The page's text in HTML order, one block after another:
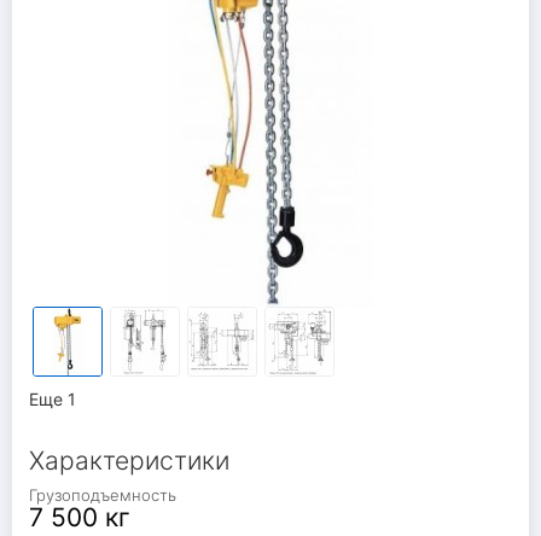
Еще 1
Характеристики
Грузоподъемность
7 500 кг